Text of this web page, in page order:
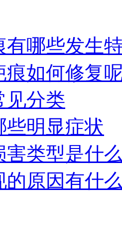
有哪些发生
痕如何修复
见分类
些明显症状
害类型是什
的原因有什